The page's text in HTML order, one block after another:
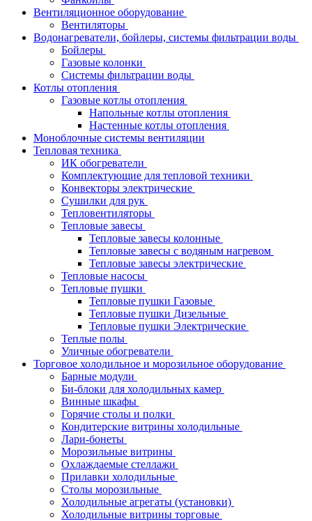
Вентиляционное оборудование
Вентиляторы
Водонагреватели, бойлеры, системы фильтрации воды
Бойлеры
Газовые колонки
Системы фильтрации воды
Котлы отопления
Газовые котлы отопления
Напольные котлы отопления
Настенные котлы отопления
Моноблочные системы вентиляции
Тепловая техника
ИК обогреватели
Комплектующие для тепловой техники
Конвекторы электрические
Сушилки для рук
Тепловентиляторы
Тепловые завесы
Тепловые завесы колонные
Тепловые завесы с водяным нагревом
Тепловые завесы электрические
Тепловые насосы
Тепловые пушки
Тепловые пушки Газовые
Тепловые пушки Дизельные
Тепловые пушки Электрические
Теплые полы
Уличные обогреватели
Торговое холодильное и морозильное оборудование
Барные модули
Би-блоки для холодильных камер
Винные шкафы
Горячие столы и полки
Кондитерские витрины холодильные
Лари-бонеты
Морозильные витрины
Охлаждаемые стеллажи
Прилавки холодильные
Столы морозильные
Холодильные агрегаты (установки)
Холодильные витрины торговые